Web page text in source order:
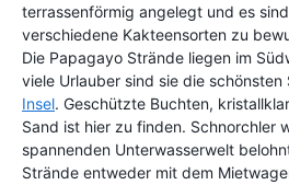
terrassenförmig angelegt und es
verschiedene Kakteensorten zu
Die Papagayo Strände liegen im
viele Urlauber sind sie die schönsten
Insel. Geschützte Buchten,
Sand ist hier zu finden. Schnorchler
spannenden Unterwasserwelt
Strände entweder mit dem